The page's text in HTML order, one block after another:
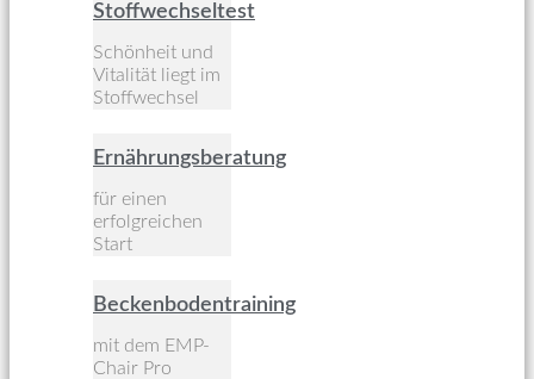
Stoffwechseltest
Schönheit und
Vitalität liegt im
Stoffwechsel
Ernährungsberatung
für einen
erfolgreichen
Start
Beckenbodentraining
mit dem EMP-
Chair Pro